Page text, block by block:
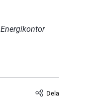
Dela